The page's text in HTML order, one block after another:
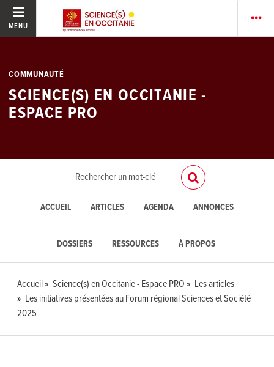
MENU
COMMUNAUTÉ
SCIENCE(S) EN OCCITANIE -
ESPACE PRO
ACCUEIL ARTICLES AGENDA ANNONCES
DOSSIERS RESSOURCES À PROPOS
Accueil Science(s) en Occitanie - Espace PRO
Les articles
Les initiatives présentées au Forum régional Sciences et Société
2025